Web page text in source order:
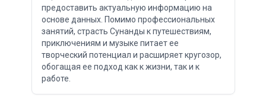
предоставить актуальную информацию на
основе данных. Помимо профессиональных
занятий, страсть Сунанды к путешествиям,
приключениям и музыке питает ее
творческий потенциал и расширяет кругозор,
обогащая ее подход как к жизни, так и к
работе.